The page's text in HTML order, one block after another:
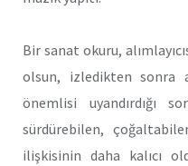
Bir sanat okuru,
olsun, izledikten sonra
önemlisi uyandırdığı
sürdürebilen,
ilişkisinin daha kalıcı